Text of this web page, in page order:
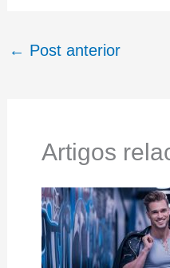
← Post anterior
Artigos